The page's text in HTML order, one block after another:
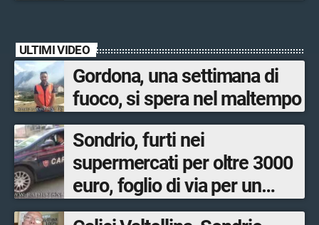
ULTIMI VIDEO
Gordona, una settimana di
fuoco, si spera nel maltempo
Sondrio, furti nei
supermercati per oltre 3000
euro, foglio di via per un
ventinovenne